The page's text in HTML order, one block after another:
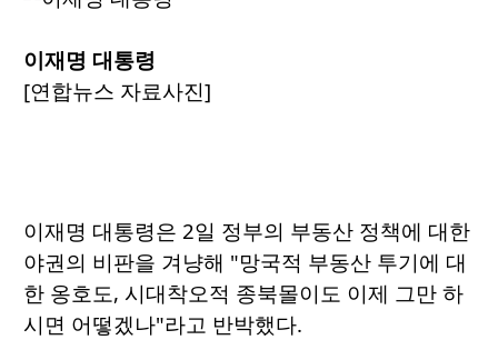
이재명 대통령
[연합뉴스 자료사진]
이재명 대통령은 2일 정부의 부동산 정책에 대한
야권의 비판을 겨냥해 "망국적 부동산 투기에 대
한 옹호도, 시대착오적 종북몰이도 이제 그만 하
시면 어떻겠나"라고 반박했다.